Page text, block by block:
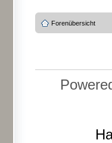
Forenübersicht